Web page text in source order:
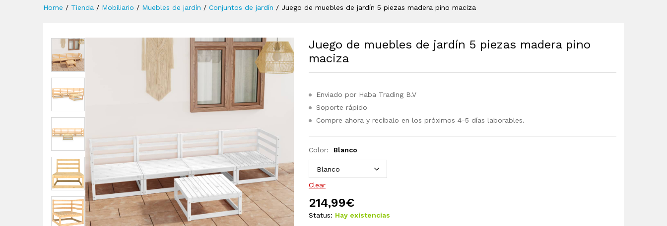
y animales
Home / Tienda / Mobiliario / Muebles de jardín / Conjuntos de jardín / Juego de muebles de jardín 5 piezas madera pino maciza
Juego de muebles de jardín 5 piezas madera pino
maciza
Enviado por Haba Trading B.V
Soporte rápido
Compre ahora y recíbalo en los próximos 4-5 días laborables.
Color: Blanco
Clear
214,99€
Status: Hay existencias